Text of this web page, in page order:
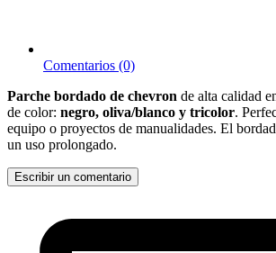
Comentarios (0)
Parche bordado de chevron de alta calidad
de color: negro, oliva/blanco y tricolor.
equipo o proyectos de manualidades. El
un uso prolongado.
Escribir un comentario